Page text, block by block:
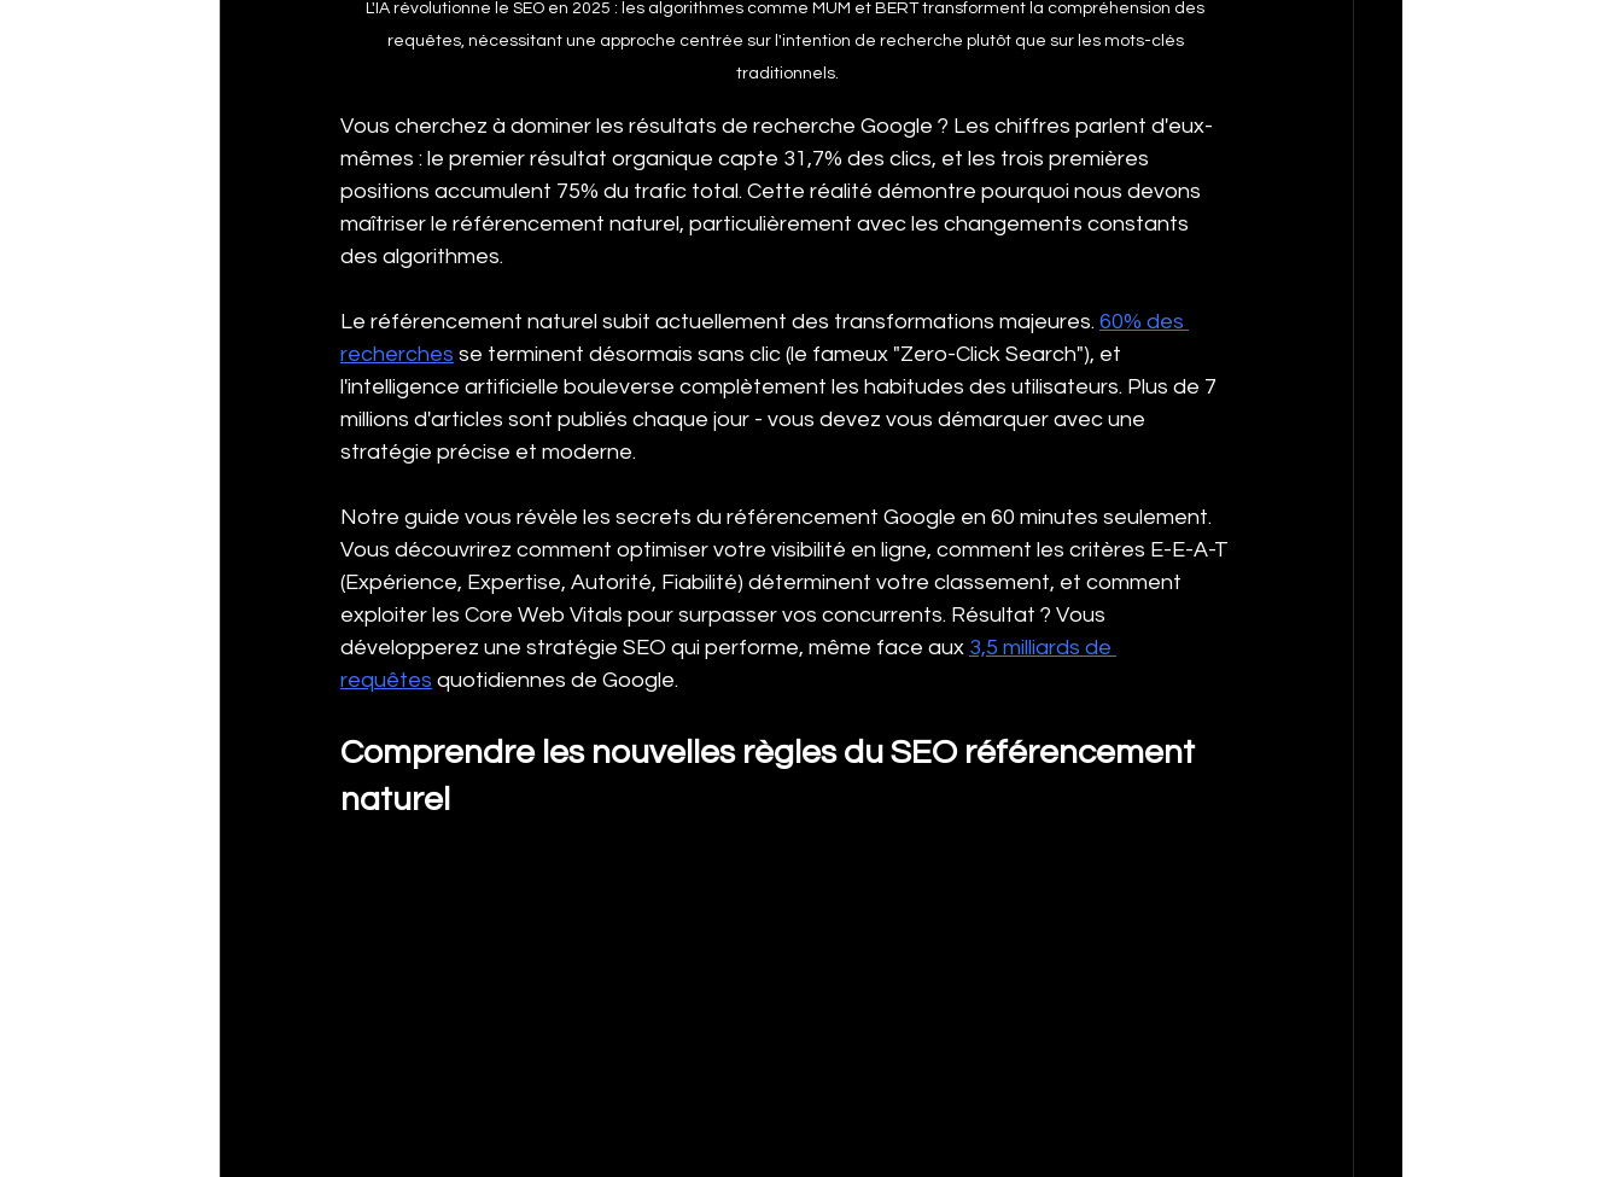
L'IA révolutionne le SEO en 2025 : les algorithmes comme MUM et BERT transforment la compréhension des
requêtes, nécessitant une approche centrée sur l'intention de recherche plutôt que sur les mots-clés
traditionnels.
Vous cherchez à dominer les résultats de recherche Google ? Les chiffres parlent d'eux-
mêmes : le premier résultat organique capte 31,7% des clics, et les trois premières
positions accumulent 75% du trafic total. Cette réalité démontre pourquoi nous devons
maîtriser le référencement naturel, particulièrement avec les changements constants
des algorithmes.
Le référencement naturel subit actuellement des transformations majeures. 60% des
recherches se terminent désormais sans clic (le fameux "Zero-Click Search"), et
l'intelligence artificielle bouleverse complètement les habitudes des utilisateurs. Plus de 7
millions d'articles sont publiés chaque jour - vous devez vous démarquer avec une
stratégie précise et moderne.
Notre guide vous révèle les secrets du référencement Google en 60 minutes seulement.
Vous découvrirez comment optimiser votre visibilité en ligne, comment les critères E-E-A-T
(Expérience, Expertise, Autorité, Fiabilité) déterminent votre classement, et comment
exploiter les Core Web Vitals pour surpasser vos concurrents. Résultat ? Vous
développerez une stratégie SEO qui performe, même face aux 3,5 milliards de
requêtes quotidiennes de Google.
Comprendre les nouvelles règles du SEO référencement
naturel